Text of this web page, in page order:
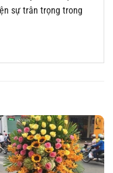
sự trân trọng trong